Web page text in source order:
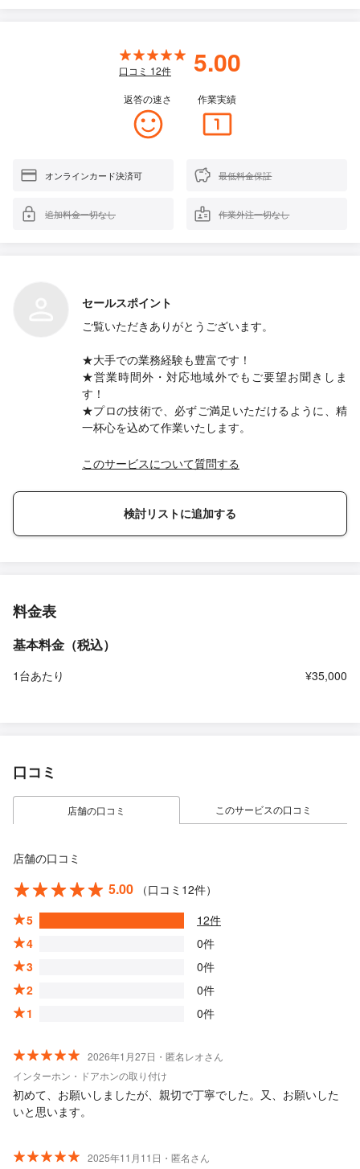
口コミ 12件 5.00
返答の速さ 作業実績
オンラインカード決済可 最低料金保証
追加料金一切なし 作業外注一切なし
セールスポイント
ご覧いただきありがとうございます。
★大手での業務経験も豊富です！
★営業時間外・対応地域外でもご要望お聞きしま
す！
★プロの技術で、必ずご満足いただけるように、精
一杯心を込めて作業いたします。
このサービスについて質問する
検討リストに追加する
料金表
基本料金（税込）
1台あたり ¥35,000
口コミ
店舗の口コミ このサービスの口コミ
店舗の口コミ
5.00
（口コミ12件）
5
12件
4
0件
3
0件
2
0件
1
0件
2026年1月27日・匿名レオさん
インターホン・ドアホンの取り付け
初めて、お願いしましたが、親切で丁寧でした。又、お願いした
いと思います。
2025年11月11日・匿名さん